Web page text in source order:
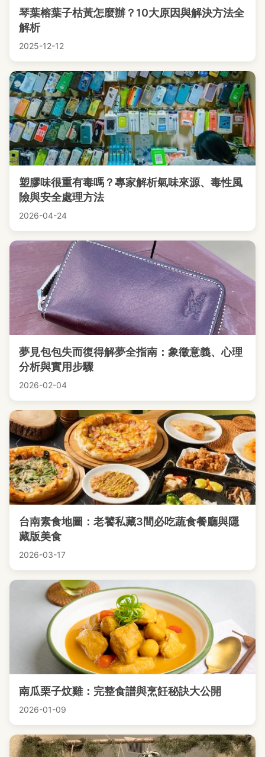
琴葉榕葉子枯黃怎麼辦？10大原因與解決方法全
解析
2025-12-12
塑膠味很重有毒嗎？專家解析氣味來源、毒性風
險與安全處理方法
2026-04-24
夢見包包失而復得解夢全指南：象徵意義、心理
分析與實用步驟
2026-02-04
台南素食地圖：老饕私藏3間必吃蔬食餐廳與隱
藏版美食
2026-03-17
南瓜栗子炆雞：完整食譜與烹飪秘訣大公開
2026-01-09